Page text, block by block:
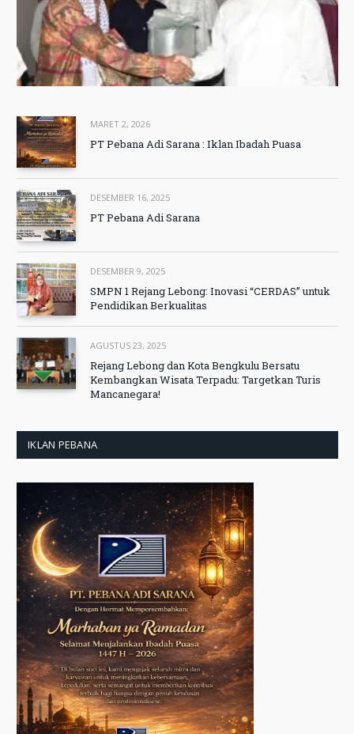
MARET 2, 2026
PT Pebana Adi Sarana : Iklan Ibadah Puasa
DESEMBER 16, 2025
PT Pebana Adi Sarana
DESEMBER 9, 2025
SMPN 1 Rejang Lebong: Inovasi “CERDAS” untuk
Pendidikan Berkualitas
AGUSTUS 23, 2025
Rejang Lebong dan Kota Bengkulu Bersatu
Kembangkan Wisata Terpadu: Targetkan Turis
Mancanegara!
IKLAN PEBANA